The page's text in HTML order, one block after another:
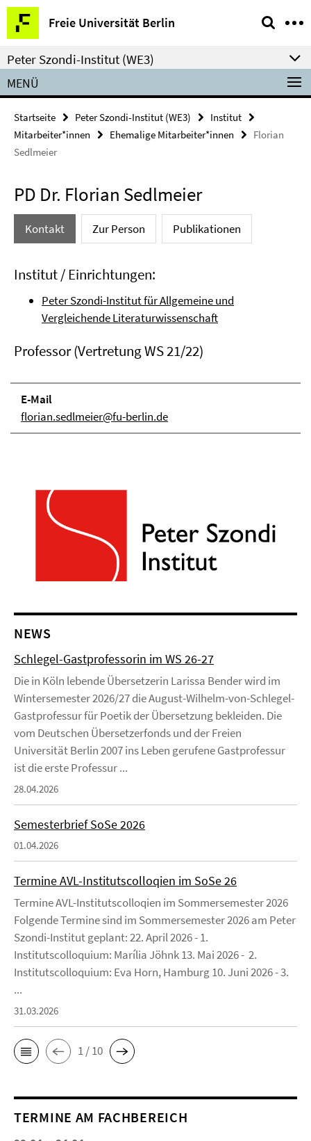
Springe
direkt
zu
Inhalt
Freie Universität Berlin
Service-
Navigation
Peter Szondi-Institut (WE3)
MENÜ
Startseite Peter Szondi-Institut (WE3)
Institut
Mitarbeiter*innen
Ehemalige Mitarbeiter*innen
Florian
Sedlmeier
PD Dr. Florian Sedlmeier
Kontakt Zur Person Publikationen
Institut / Einrichtungen:
Peter Szondi-Institut für Allgemeine und
Vergleichende Literaturwissenschaft
Professor (Vertretung WS 21/22)
E-Mail
florian.sedlmeier@fu-berlin.de
NEWS
Schlegel-Gastprofessorin im WS 26-27
Die in Köln lebende Übersetzerin Larissa Bender wird im
Wintersemester 2026/27 die August-Wilhelm-von-Schlegel-
Gastprofessur für Poetik der Übersetzung bekleiden. Die
vom Deutschen Übersetzerfonds und der Freien
Universität Berlin 2007 ins Leben gerufene Gastprofessur
ist die erste Professur ...
28.04.2026
Semesterbrief SoSe 2026
01.04.2026
Termine AVL-Institutscolloqien im SoSe 26
Termine AVL-Institutscolloqien im Sommersemester 2026
Folgende Termine sind im Sommersemester 2026 am Peter
Szondi-Institut geplant: 22. April 2026 - 1.
Institutscolloquium: Marília Jöhnk 13. Mai 2026 - 2.
Institutscolloquium: Eva Horn, Hamburg 10. Juni 2026 - 3.
...
31.03.2026
1 / 10
TERMINE AM FACHBEREICH